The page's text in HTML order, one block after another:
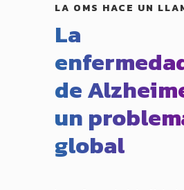
LA OMS HACE UN
La
de
un
global